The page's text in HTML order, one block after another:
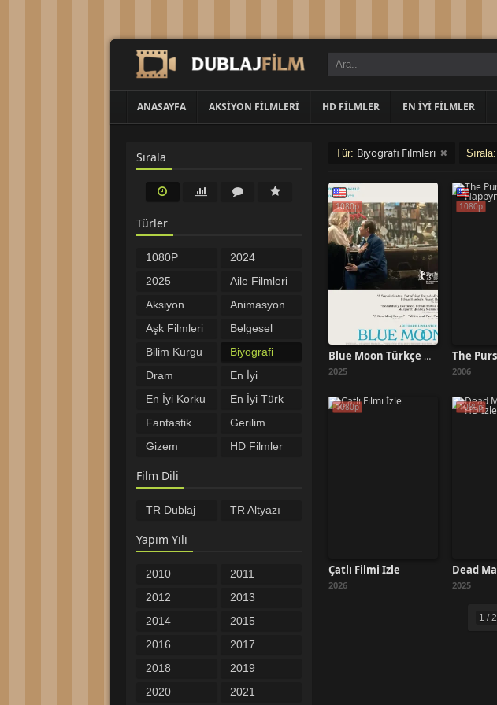
ANASAYFA AKSIYON FILMLERI HD FILMLER EN İYI FILMLER
Sırala
Türler
1080P
Filmler
2024
Filmleri
2025
Filmleri
Aile Filmleri
Aksiyon
Filmleri
Animasyon
Filmleri
Aşk Filmleri
Belgesel
Bilim Kurgu
Filmleri
Biyografi
Filmleri
Dram
Filmleri
En İyi
Filmler
En İyi Korku
Filmleri
En İyi Türk
Filmleri
Fantastik
Filmler
Gerilim
Filmleri
Gizem
HD Filmler
Komedi
Filmleri
Filmleri
Filmler
Savaş
Filmleri
Spor
Tarih
Filmler
Filmler
Film Dili
TR Dublaj TR Altyazı
Yapım Yılı
2010
Öncesi
2011
2012
2013
2014
2015
2016
2017
2018
2019
2020
2021
Tür: Biyografi Filmleri Sırala:
1080p
Blue Moon Türkçe Dublaj İzle
2025
1080p
2006
1080p
Çatlı Filmi İzle
2026
1080p
2025
1 / 2